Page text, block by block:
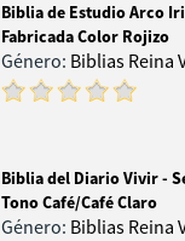
Biblia de Estudio Arco
Fabricada Color Rojizo
Género: Biblias Reina
Biblia del Diario Vivir -
Tono Café/Café Claro
Género: Biblias Reina